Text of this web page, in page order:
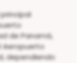
de Panamá,
Aeropuerto
dependiendo